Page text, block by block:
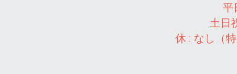
平
土日
休 : なし（